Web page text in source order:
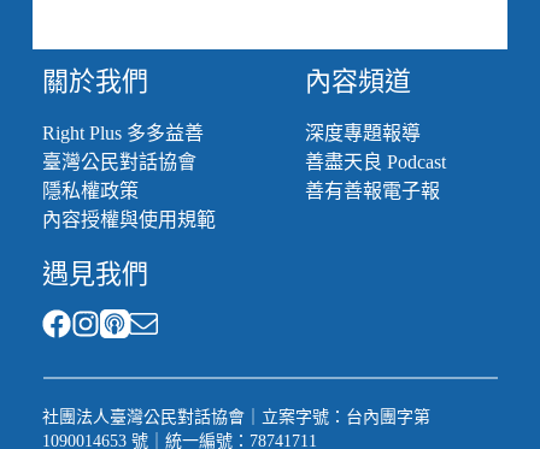
關於我們
Right Plus 多多益善
臺灣公民對話協會
隱私權政策
內容授權與使用規範
內容頻道
深度專題報導
善盡天良 Podcast
善有善報電子報
遇見我們
社團法人臺灣公民對話協會｜立案字號：台內團字第
1090014653 號｜統一編號：78741711